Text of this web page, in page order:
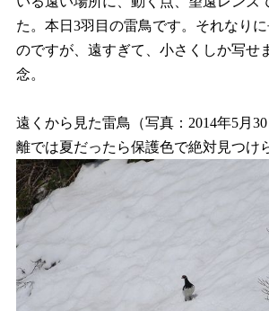
た。本日3羽目の雷鳥です。それなり
のですが、遠すぎて、小さくしか写せ
念。
遠くから見た雷鳥（写真：2014年5月
離では夏だったら保護色で絶対見つけ